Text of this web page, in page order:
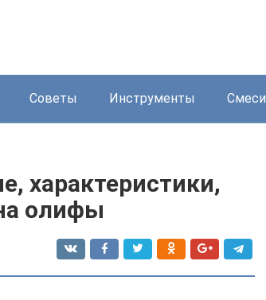
Советы Инструменты Смеси
характеристики,
олифы